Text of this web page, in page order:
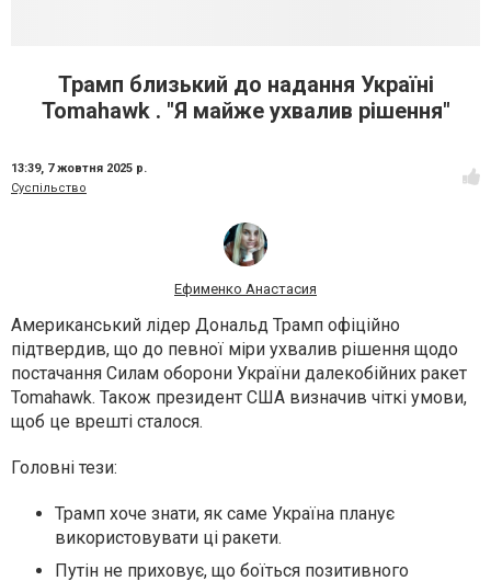
Трамп близький до надання Україні
Tomahawk . "Я майже ухвалив рішення"
13:39, 7 жовтня 2025 р.
Суспільство
Ефименко Анастасия
Американський лідер Дональд Трамп офіційно
підтвердив, що до певної міри ухвалив рішення щодо
постачання Силам оборони України далекобійних ракет
Tomahawk. Також президент США визначив чіткі умови,
щоб це врешті сталося.
Головні тези:
Трамп хоче знати, як саме Україна планує
використовувати ці ракети.
Путін не приховує, що боїться позитивного